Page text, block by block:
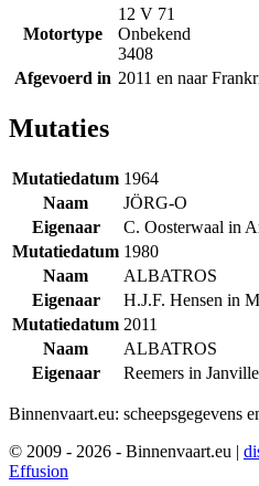
Motortype
12 V 71
Onbekend
3408
Afgevoerd in 2011 en naar
Mutaties
Mutatiedatum 1964
Naam
JÖRG-O
Eigenaar
C. Oosterwaal in
Mutatiedatum 1980
Naam
ALBATROS
Eigenaar
H.J.F. Hensen in
Mutatiedatum 2011
Naam
ALBATROS
Eigenaar
Reemers in Janville
Binnenvaart.eu: scheepsgegevens
© 2009 - 2026 - Binnenvaart.eu |
Effusion